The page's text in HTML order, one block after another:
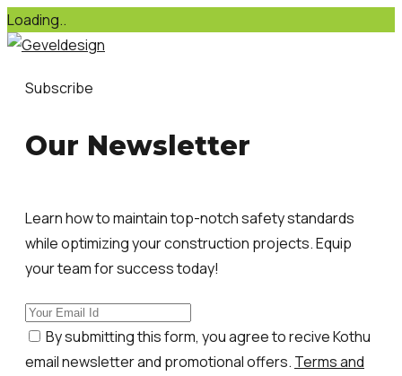
Loading..
Skip
content
Subscribe
Our Newsletter
Learn how to maintain top-notch safety standards
while optimizing your construction projects. Equip
your team for success today!
By submitting this form, you agree to recive Kothu
email newsletter and promotional offers. Terms and